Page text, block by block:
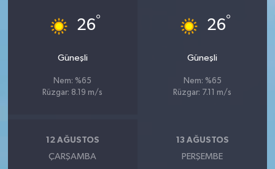
26°
Güneşli
Nem: %65
Rüzgar: 8.19 m/s
26°
Güneşli
Nem: %65
Rüzgar: 7.11 m/s
12 AĞUSTOS
ÇARŞAMBA
13 AĞUSTOS
PERŞEMBE